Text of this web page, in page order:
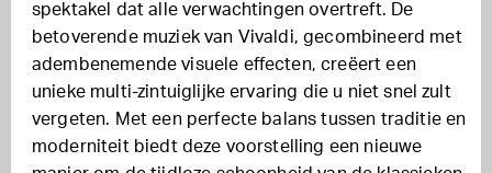
spektakel dat alle verwachtingen overtreft. De
betoverende muziek van Vivaldi, gecombineerd met
adembenemende visuele effecten, creëert een
unieke multi-zintuiglijke ervaring die u niet snel zult
vergeten. Met een perfecte balans tussen traditie en
moderniteit biedt deze voorstelling een nieuwe